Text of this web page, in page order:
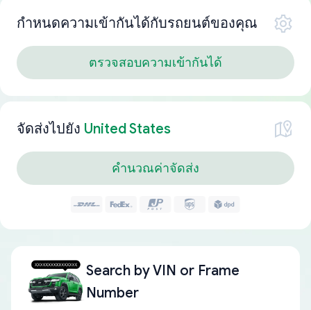
กำหนดความเข้ากันได้กับรถยนต์ของคุณ
ตรวจสอบความเข้ากันได้
จัดส่งไปยัง United States
คำนวณค่าจัดส่ง
Search byVIN or Frame
Number